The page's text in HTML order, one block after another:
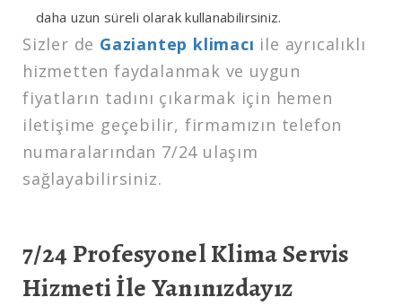
daha uzun süreli olarak kullanabilirsiniz.
Sizler de Gaziantep klimacı ile ayrıcalıklı
hizmetten faydalanmak ve uygun
fiyatların tadını çıkarmak için hemen
iletişime geçebilir, firmamızın telefon
numaralarından 7/24 ulaşım
sağlayabilirsiniz.
7/24 Profesyonel Klima Servis
Hizmeti İle Yanınızdayız